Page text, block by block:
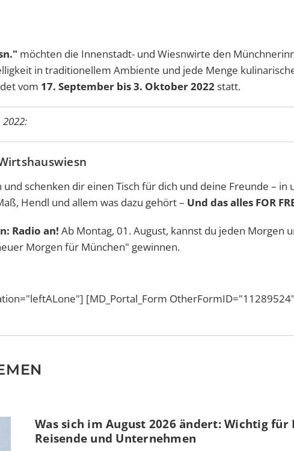
möchten die Innenstadt- und Wiesnwirte den
in traditionellem Ambiente und jede Menge
vom 17. September bis 3. Oktober 2022statt.
schenken dir einen Tisch für dich und deine Freunde – in
Hendl und allem was dazu gehört – Und das alles FOR
Radio an! Ab Montag, 01. August, kannst du jeden Morgen
Morgen für München" gewinnen.
[MD_Portal_Form OtherFormID="11289524"
Was sich im August 2026 ändert: Wichtig für
Reisende und Unternehmen